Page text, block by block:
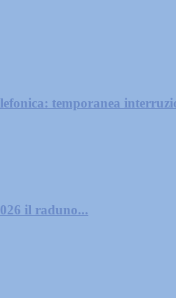
temporanea
il raduno...